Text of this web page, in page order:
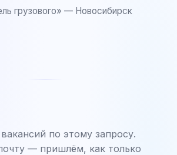
грузового» — Новосибирск
по этому запросу.
— пришлём, как только